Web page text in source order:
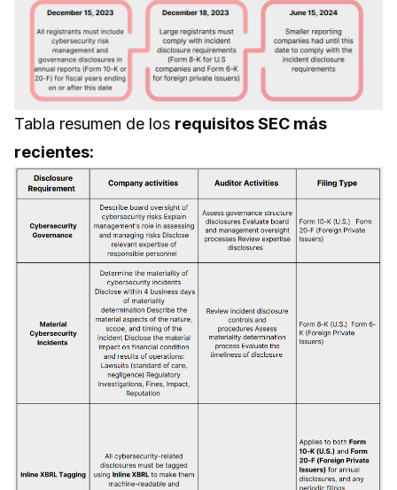
Tabla resumen de los requisitos SEC más
recientes: